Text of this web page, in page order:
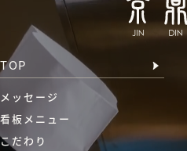
TOP
メッセージ
看板メニュー
こだわり